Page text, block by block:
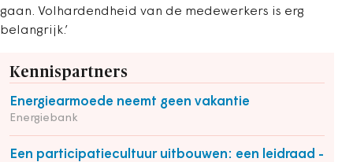
gaan. Volhardendheid van de medewerkers is erg
belangrijk.’
Kennispartners
Energiearmoede neemt geen vakantie
Energiebank
Een participatiecultuur uitbouwen: een leidraad -